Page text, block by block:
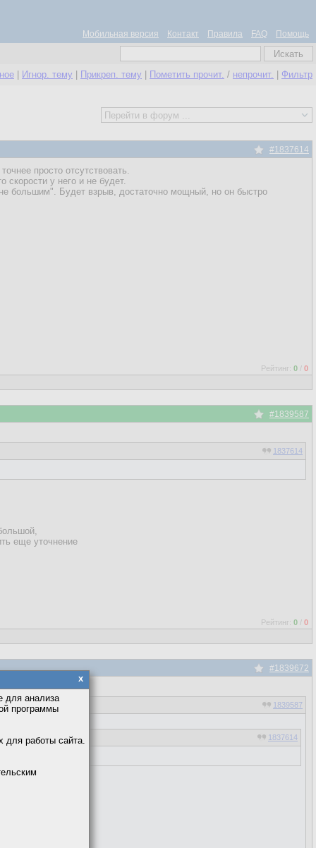
Мобильная версия Контакт Правила FAQ Помощь
Игнор. тему Прикреп. тему Пометить прочит. / непрочит. Фильтр
#1837614
просто отсутствовать.
скорости у него и не будет.
большим". Будет взрыв, достаточно мощный, но он быстро
Рейтинг: 0 / 0
#1839587
1837614
еще уточнение
Рейтинг: 0 / 0
#1839672
1839587
1837614
x
для анализа
программы
для работы сайта.